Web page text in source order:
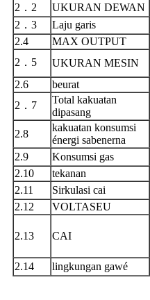
2．2
UKURAN DEWAN
2．3
Laju garis
2.4
MAX OUTPUT
2．5
UKURAN MESIN
2.6
beurat
2．7
Total kakuatan
dipasang
2.8
kakuatan konsumsi
énergi sabenerna
2.9
Konsumsi gas
2.10
tekanan
2.11
Sirkulasi cai
2.12
VOLTASEU
2.13 CAI
2.14
lingkungan gawé